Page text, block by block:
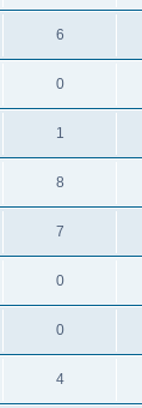
6
0
1
8
7
0
0
4